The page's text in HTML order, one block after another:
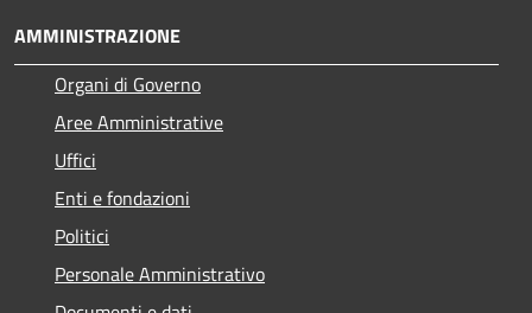
AMMINISTRAZIONE
Organi di Governo
Aree Amministrative
Uffici
Enti e fondazioni
Politici
Personale Amministrativo